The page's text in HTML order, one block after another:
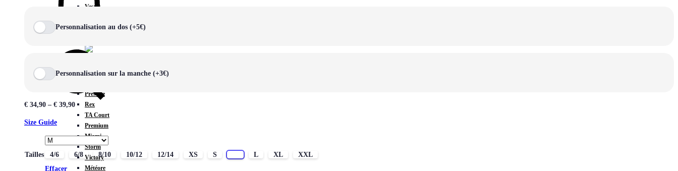
Vestes
Prestige
Rex
TA Court
Premium
Miami
Storm
Victory
Météore
Personnalisation au dos (+5€)
Personnalisation sur la manche (+3€)
€ 34,90 – € 39,90
Size Guide
Tailles 4/6 6/8 8/10 10/12 12/14 XS S L XL
XXL
Effacer